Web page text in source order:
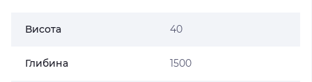
Висота 40
Глибина 1500